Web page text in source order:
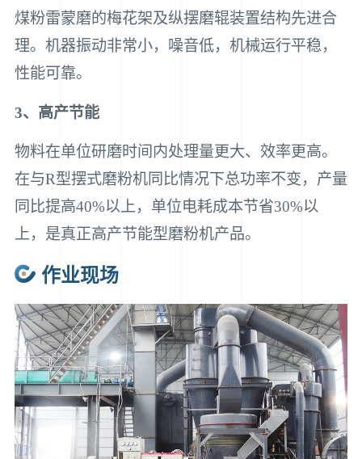
煤粉雷蒙磨的梅花架及纵摆磨辊装置结构先进合
理。机器振动非常小，噪音低，机械运行平稳，
性能可靠。
3、高产节能
物料在单位研磨时间内处理量更大、效率更高。
在与R型摆式磨粉机同比情况下总功率不变，产量
同比提高40%以上，单位电耗成本节省30%以
上，是真正高产节能型磨粉机产品。
作业现场